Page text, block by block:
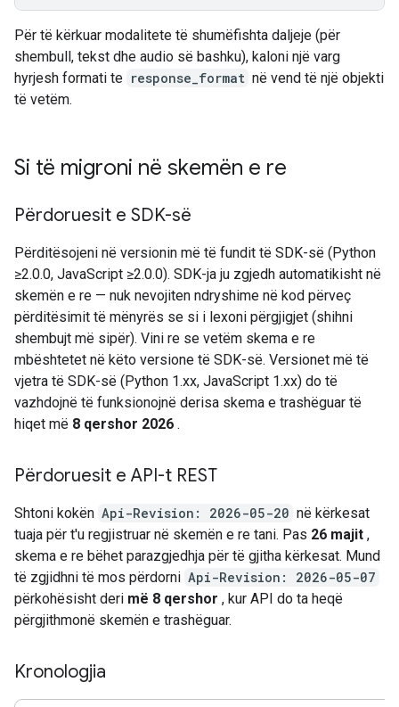
Për të kërkuar modalitete të shumëfishta daljeje (për
shembull, tekst dhe audio së bashku), kaloni një varg
hyrjesh formati te response_format në vend të një objekti
të vetëm.
Si të migroni në skemën e re
Përdoruesit e SDK-së
Përditësojeni në versionin më të fundit të SDK-së (Python
≥2.0.0, JavaScript ≥2.0.0). SDK-ja ju zgjedh automatikisht në
skemën e re — nuk nevojiten ndryshime në kod përveç
përditësimit të mënyrës se si i lexoni përgjigjet (shihni
shembujt më sipër). Vini re se vetëm skema e re
mbështetet në këto versione të SDK-së. Versionet më të
vjetra të SDK-së (Python 1.xx, JavaScript 1.xx) do të
vazhdojnë të funksionojnë derisa skema e trashëguar të
hiqet më 8 qershor 2026 .
Përdoruesit e API-t REST
Shtoni kokën Api-Revision: 2026-05-20 në kërkesat
tuaja për t'u regjistruar në skemën e re tani. Pas 26 majit ,
skema e re bëhet parazgjedhja për të gjitha kërkesat. Mund
të zgjidhni të mos përdorni Api-Revision: 2026-05-07
përkohësisht deri më 8 qershor , kur API do ta heqë
përgjithmonë skemën e trashëguar.
Kronologjia